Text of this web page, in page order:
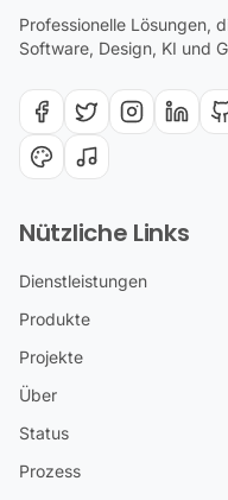
Professionelle Lösungen,
Software, Design, KI und
Nützliche Links
Dienstleistungen
Produkte
Projekte
Über
Status
Prozess